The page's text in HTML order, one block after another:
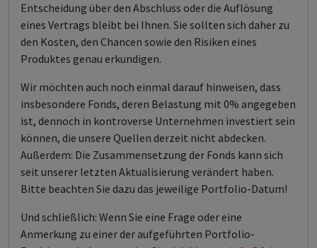
Entscheidung über den Abschluss oder die Auflösung
eines Vertrags bleibt bei Ihnen. Sie sollten sich daher zu
den Kosten, den Chancen sowie den Risiken eines
Produktes genau erkundigen.
Wir möchten auch noch einmal darauf hinweisen, dass
insbesondere Fonds, deren Belastung mit 0% angegeben
ist, dennoch in kontroverse Unternehmen investiert sein
können, die unsere Quellen derzeit nicht abdecken.
Außerdem: Die Zusammensetzung der Fonds kann sich
seit unserer letzten Aktualisierung verändert haben.
Bitte beachten Sie dazu das jeweilige Portfolio-Datum!
Und schließlich: Wenn Sie eine Frage oder eine
Anmerkung zu einer der aufgeführten Portfolio-